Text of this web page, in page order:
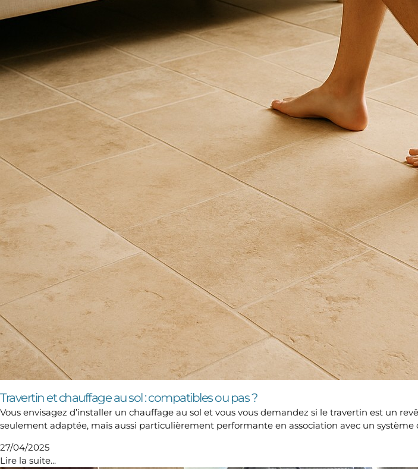
Travertin et chauffage au sol : compatibles ou pas ?
Vous envisagez d’installer un chauffage au sol et vous vous demandez si le travertin est un
seulement adaptée, mais aussi particulièrement performante en association avec un
27/04/2025
Lire la suite...